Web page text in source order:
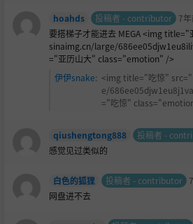
hoahds 投稿者 - contributor 7
要搭梯子才能进去 MEGA <img
sinaimg.cn/large/
="亚历山大" class="emotion" />
伊伊snake: <img title="吃惊"
e/
="吃惊"
qiushengtong888 投稿者 -
感觉见过类似的
白色的狐狸 投稿者 - contributor
网盘进不去